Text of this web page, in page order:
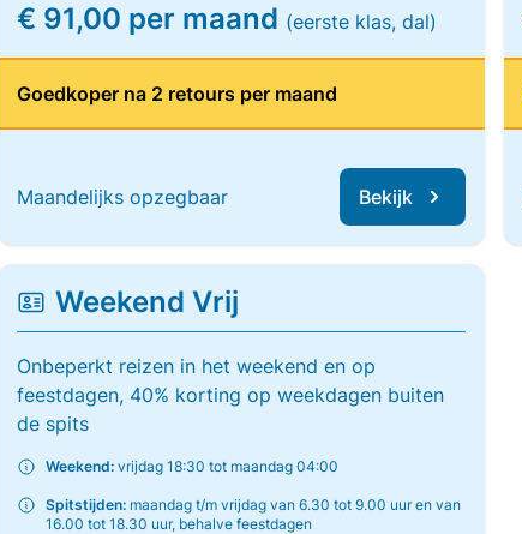
€ 91,00 per maand (eerste klas, dal)
Goedkoper na 2 retours per maand
Maandelijks opzegbaar Bekijk
Weekend Vrij
Onbeperkt reizen in het weekend en op
feestdagen, 40% korting op weekdagen buiten
de spits
Weekend: vrijdag 18:30 tot maandag 04:00
Spitstijden: maandag t/m vrijdag van 6.30 tot 9.00 uur en van
16.00 tot 18.30 uur, behalve feestdagen